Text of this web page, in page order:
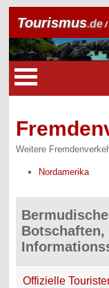
Tourismus.de/
Weitere
Nordamerika
Offizielle